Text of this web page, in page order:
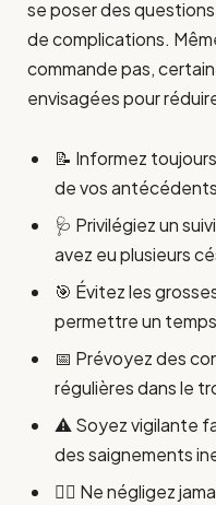
se poser des
de complications.
commande pas,
envisagées pour
📝 Informez
de vos
🩺 Privilégiez un
avez eu plusieurs
🎯 Évitez les
permettre un
📅 Prévoyez des
régulières dans le
⚠️ Soyez vigilante
des saignements
👩‍⚕️ Ne négligez